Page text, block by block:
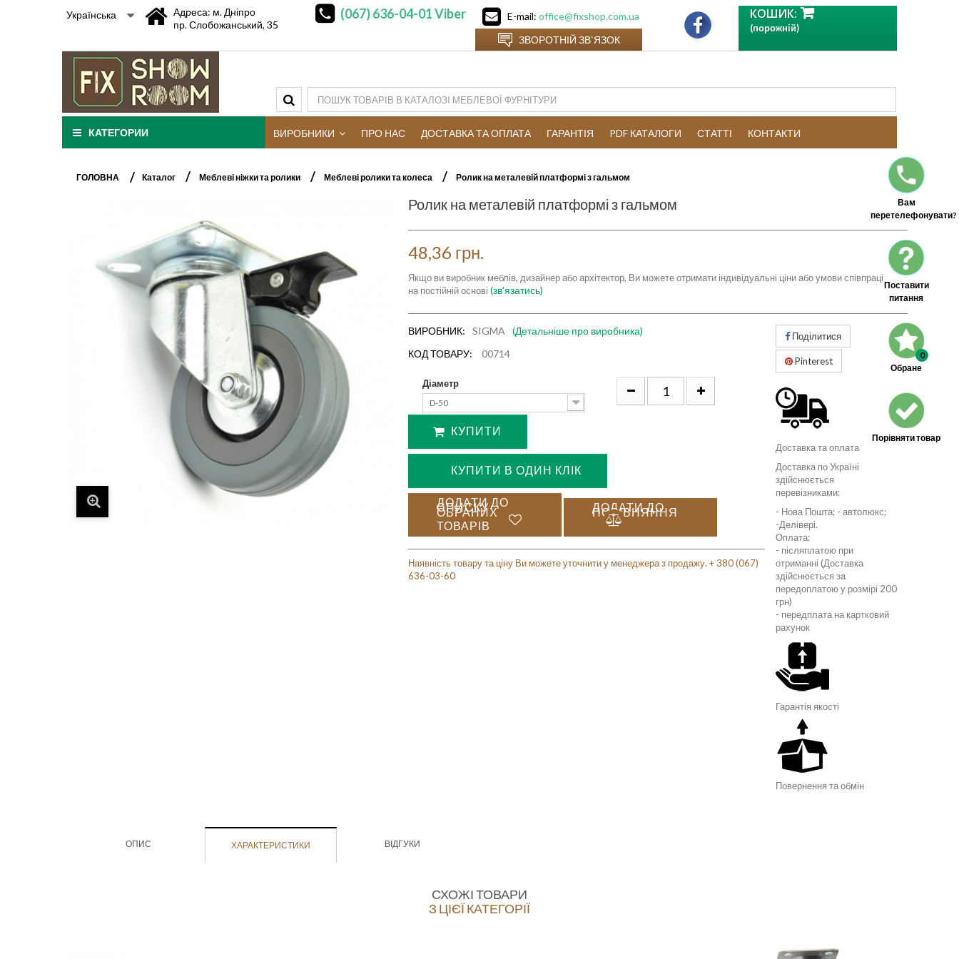
Вам
перетелефонувати?
Поставити
питання
Обране
0
Порівняти товар
Українська
Адреса: м. Дніпро
пр. Слобожанський, 35
(067) 636-04-01Viber E-mail: office@fixshop.com.ua
ЗВОРОТНІЙ ЗВ`ЯЗОК
КОШИК:
(порожній)
КАТЕГОРИИ ВИРОБНИКИ ПРО НАС ДОСТАВКА ТА ОПЛАТА ГАРАНТІЯ PDF КАТАЛОГИ СТАТТІ КОНТАКТИ
ГОЛОВНА Каталог Меблеві ніжки та ролики Меблеві ролики та колеса Ролик на металевій платформі з гальмом
Ролик на металевій платформі з гальмом
48,36 грн.
Якщо ви виробник меблів, дизайнер або архітектор, Ви можете отримати індивідуальні ціни або умови співпраці
на постійній основі (зв'язатись)
ВИРОБНИК: SIGMA
(Детальніше про виробника)
КОД ТОВАРУ:
00714
Діаметр
D-50
КУПИТИ
КУПИТИ В ОДИН КЛІК
ДОДАТИ ДО
СПИСКУ
ОБРАНИХ
ТОВАРІВ
ДОДАТИ ДО
ПОРІВНЯННЯ
Наявність товару та ціну Ви можете уточнити у менеджера з продажу. + 380 (067)
636-03-60
Поділитися
Pinterest
Доставка та оплата
Доставка по Україні
здійснюється
перевізниками:
- Нова Пошта; - автолюкс;
-Делівері.
Оплата:
- післяплатою при
отриманні (Доставка
здійснюється за
передоплатою у розмірі 200
грн)
- передплата на картковий
рахунок
Гарантія якості
Повернення та обмін
ОПИС ХАРАКТЕРИСТИКИ ВІДГУКИ
СХОЖІ ТОВАРИ
З ЦІЄЇ КАТЕГОРІЇ